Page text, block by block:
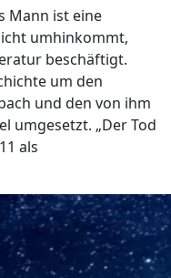
Mann ist eine
umhinkommt,
beschäftigt.
um den
und den von ihm
umgesetzt. „Der Tod
als